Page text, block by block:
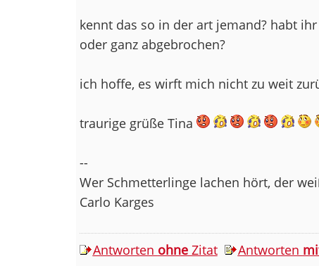
kennt das so in der art jemand? habt
oder ganz abgebrochen?
ich hoffe, es wirft mich nicht zu weit
traurige grüße Tina
--
Wer Schmetterlinge lachen hört, der
Carlo Karges
Antworten ohneZitat Antworten